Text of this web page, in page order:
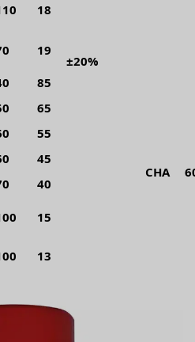
±20%
18
19
85
CHA
65
55
45
40
15
13